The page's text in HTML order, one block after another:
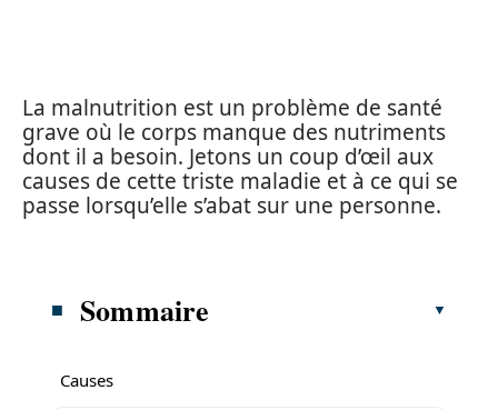
La malnutrition est un problème de santé
grave où le corps manque des nutriments
dont il a besoin. Jetons un coup d’œil aux
causes de cette triste maladie et à ce qui se
passe lorsqu’elle s’abat sur une personne.
Sommaire
Causes